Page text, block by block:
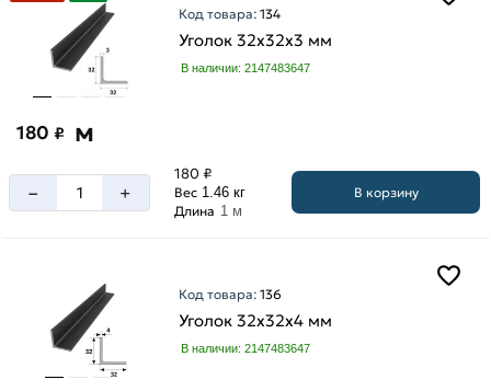
Код товара:134
Уголок 32х32х3 мм
В наличии: 2147483647
180 ₽ м
– +
180 ₽
Вес 1.46 кг
Длина 1 м
В корзину
Код товара:136
Уголок 32х32х4 мм
В наличии: 2147483647